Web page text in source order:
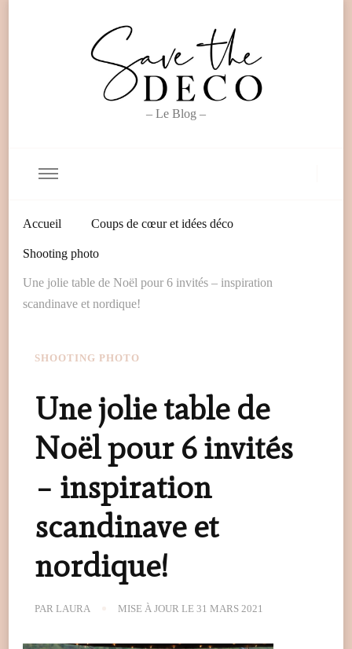
– Le Blog –
Accueil Coups de cœur et idées déco
Shooting photo
Une jolie table de Noël pour 6 invités – inspiration
scandinave et nordique!
SHOOTING PHOTO
Une jolie table de
Noël pour 6 invités
– inspiration
scandinave et
nordique!
PAR LAURA MISE À JOUR LE 31 MARS 2021